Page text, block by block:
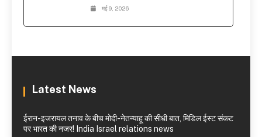
मई 9, 2026
Latest News
ईरान-इजरायल तनाव के बीच मोदी-नेतन्याहू की सीधी बात, मिडिल ईस्ट संकट
पर भारत की नजर! India Israel relations news